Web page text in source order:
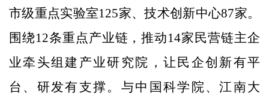
市级重点实验室125家、技术创新中心87家。
围绕12条重点产业链，推动14家民营链主企
业牵头组建产业研究院，让民企创新有平
台、研发有支撑。与中国科学院、江南大